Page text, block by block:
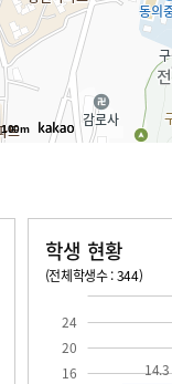
100m
2026. 08. 13
08. 13 목 - 여름방학
08. 14 금 - 여름방학
학생 현황
(전체학생수 : 344)
16
20
24
14.3